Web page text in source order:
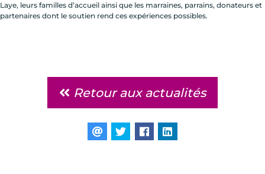
Laye, leurs familles d’accueil ainsi que les marraines, parrains, donateurs et
partenaires dont le soutien rend ces expériences possibles.
Retour aux actualités